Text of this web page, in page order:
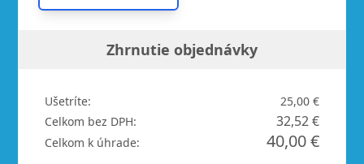
Zhrnutie objednávky
Ušetríte:
25,00 €
Celkom bez DPH:
32,52 €
Celkom k úhrade: 40,00 €